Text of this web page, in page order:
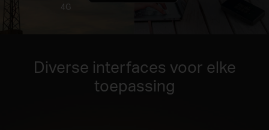
4G
Diverse interfaces voor elke
toepassing